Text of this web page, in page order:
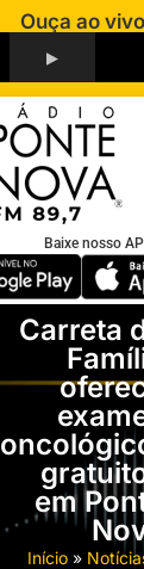
Ouça ao vivo
Baixe nosso
Carreta
em
Início »